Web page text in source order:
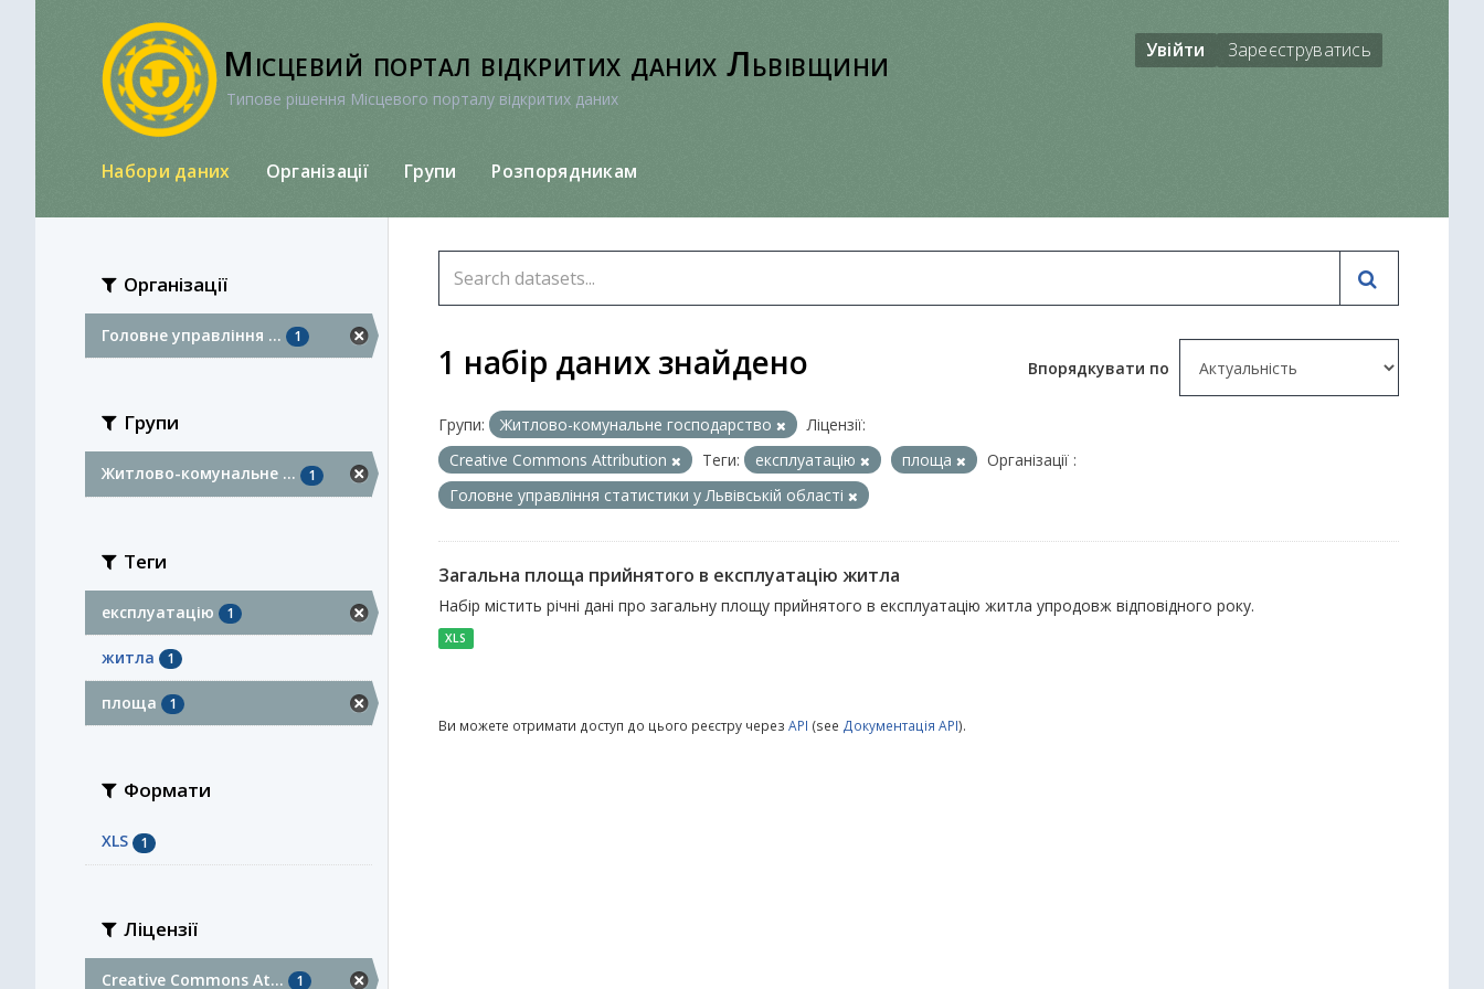
Місцевий портал відкритих даних Львівщини
Типове рішення Місцевого порталу відкритих даних
Увійти Зареєструватись
Набори даних Організації Групи Розпорядникам
Організації
Головне управління ... 1
Групи
Житлово-комунальне ... 1
Теги
експлуатацію 1
житла 1
площа 1
Формати
XLS 1
Ліцензії
Creative Commons At... 1
Впорядкувати по
1 набір даних знайдено
Групи: Житлово-комунальне господарство
Ліцензії:
Creative Commons Attribution
Теги: експлуатацію площа
Організації :
Головне управління статистики у Львівській області
Загальна площа прийнятого в експлуатацію житла
Набір містить річні дані про загальну площу прийнятого в експлуатацію житла упродовж відповідного року.
XLS
Ви можете отримати доступ до цього реєстру через API (see Документація API).